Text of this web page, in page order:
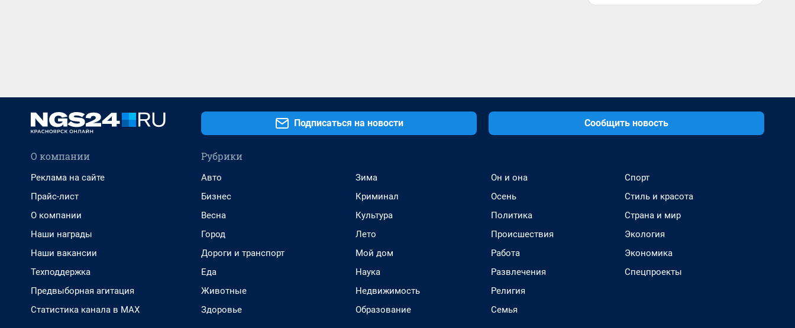
Подписаться на новости Сообщить новость
О компании
Реклама на сайте
Прайс-лист
О компании
Наши награды
Наши вакансии
Техподдержка
Предвыборная агитация
Статистика канала в MAX
Рубрики
Авто
Бизнес
Весна
Город
Дороги и транспорт
Еда
Животные
Здоровье
Зима
Криминал
Культура
Лето
Мой дом
Наука
Недвижимость
Образование
Он и она
Осень
Политика
Происшествия
Работа
Развлечения
Религия
Семья
Спорт
Стиль и красота
Страна и мир
Экология
Экономика
Спецпроекты